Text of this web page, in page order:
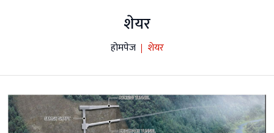
शेयर
होमपेज शेयर